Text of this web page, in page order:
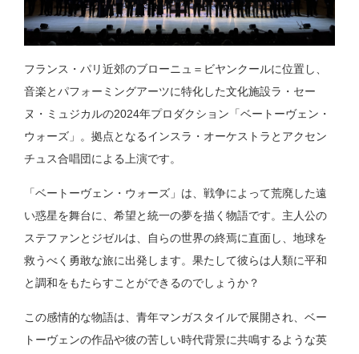
フランス・パリ近郊のブローニュ＝ビヤンクールに位置し、
音楽とパフォーミングアーツに特化した文化施設ラ・セー
ヌ・ミュジカルの2024年プロダクション「ベートーヴェン・
ウォーズ」。拠点となるインスラ・オーケストラとアクセン
チュス合唱団による上演です。
「ベートーヴェン・ウォーズ」は、戦争によって荒廃した遠
い惑星を舞台に、希望と統一の夢を描く物語です。主人公の
ステファンとジゼルは、自らの世界の終焉に直面し、地球を
救うべく勇敢な旅に出発します。果たして彼らは人類に平和
と調和をもたらすことができるのでしょうか？
この感情的な物語は、青年マンガスタイルで展開され、ベー
トーヴェンの作品や彼の苦しい時代背景に共鳴するような英